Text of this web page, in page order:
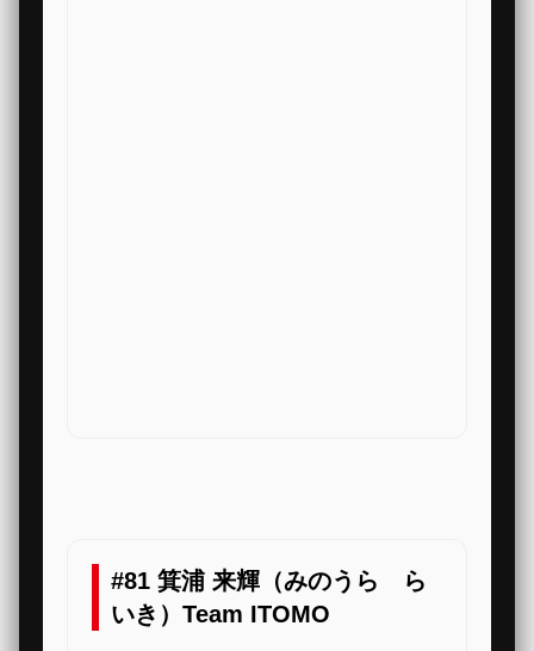
#81 箕浦 来輝（みのうら ら
いき）Team ITOMO